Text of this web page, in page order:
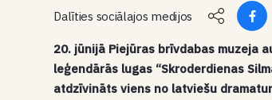
Dalīties sociālajos medijos
20. jūnijā Piejūras brīvdabas muzeja
leģendārās lugas “Skroderdienas
atdzīvināts viens no latviešu